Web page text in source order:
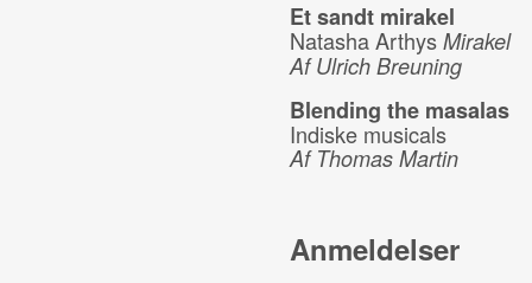
Et sandt mirakel
Natasha Arthys Mirakel
Af Ulrich Breuning
Blending the masalas
Indiske musicals
Af Thomas Martin
Anmeldelser